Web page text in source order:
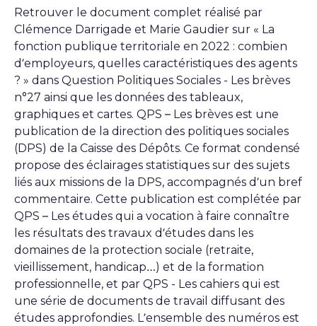
Retrouver le document complet réalisé par
Clémence Darrigade et Marie Gaudier sur « La
fonction publique territoriale en 2022 : combien
d’employeurs, quelles caractéristiques des agents
? » dans Question Politiques Sociales - Les brèves
n°27 ainsi que les données des tableaux,
graphiques et cartes. QPS – Les brèves est une
publication de la direction des politiques sociales
(DPS) de la Caisse des Dépôts. Ce format condensé
propose des éclairages statistiques sur des sujets
liés aux missions de la DPS, accompagnés d’un bref
commentaire. Cette publication est complétée par
QPS – Les études qui a vocation à faire connaître
les résultats des travaux d’études dans les
domaines de la protection sociale (retraite,
vieillissement, handicap…) et de la formation
professionnelle, et par QPS - Les cahiers qui est
une série de documents de travail diffusant des
études approfondies. L’ensemble des numéros est